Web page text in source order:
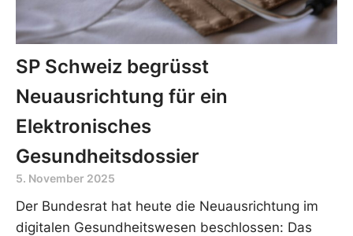
SP Schweiz begrüsst
Neuausrichtung für ein
Elektronisches
Gesundheitsdossier
5. November 2025
Der Bundesrat hat heute die Neuausrichtung im
digitalen Gesundheitswesen beschlossen: Das